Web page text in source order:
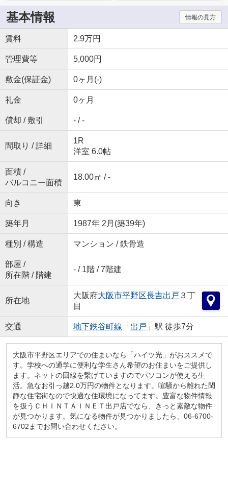
基本情報 情報の見方
賃料 2.9万円
管理費等 5,000円
敷金(保証金) 0ヶ月(-)
礼金 0ヶ月
償却 / 敷引 - / -
間取り / 詳細
1R
洋室 6.0帖
面積 /
バルコニー面積
18.00㎡ / -
向き 東
築年月 1987年 2月(築39年)
種別 / 構造 マンション / 鉄骨造
部屋 /
所在階 / 階建
- / 1階 / 7階建
所在地
大阪府大阪市平野区長吉出戸 ３丁
目
交通 地下鉄谷町線 「 出戸 」駅 徒歩7分
大阪市平野区エリアでの住まいなら「ハイツ光」がおススメで
す。学校への通学に便利な学生さん希望のお住まいをご提供し
ます。ネットの回線を繋げていますのでパソコンが使える生
活。急なお引っ越2.0万円の物件となります。喧騒から離れた閑
静な住宅街なので快適な住環境になってます。豊富な物件情報
を扱うＣＨＩＮＴＡＩＮＥＴ出戸店でなら、きっと素敵な物件
が見つかります。気になる物件が見つかりましたら、06-6700-
6702までお問い合わせください。